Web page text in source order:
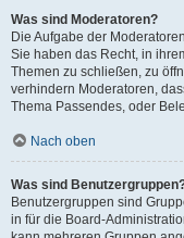
Was sind Moderatoren?
Die Aufgabe der
Sie haben das Recht, in
Themen zu schließen, zu
verhindern Moderatoren,
Thema Passendes, oder
Nach oben
Was sind
Benutzergruppen sind
in für die Board-